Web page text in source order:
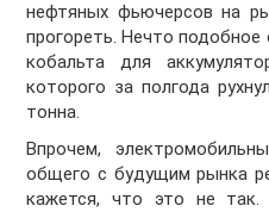
нефтяных фьючерсов на
прогореть. Нечто подобное
кобальта для
которого за полгода
тонна.
Впрочем,
общего с будущим рынка
кажется, что это не так.